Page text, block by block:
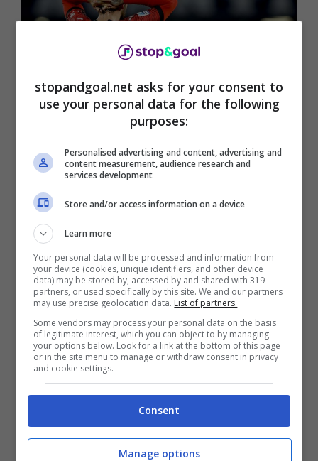
In casa Milan arriva la svolta in relazione alle condizioni di
Krunic, Chukwueze e Theo Hernandez: le ultime notizie a
Milan, Krunic e Chukwueze
out con il PSG: in dubbio
Theo
stopandgoal.net asks for your consent to
use your personal data for the following
purposes:
Personalised advertising and content, advertising and
content measurement, audience research and
services development
Store and/or access information on a device
Learn more
Your personal data will be processed and information from
your device (cookies, unique identifiers, and other device
data) may be stored by, accessed by and shared with 319
partners, or used specifically by this site. We and our partners
may use precise geolocation data. List of partners.
Some vendors may process your personal data on the basis
of legitimate interest, which you can object to by managing
your options below. Look for a link at the bottom of this page
or in the site menu to manage or withdraw consent in privacy
and cookie settings.
Consent
Manage options